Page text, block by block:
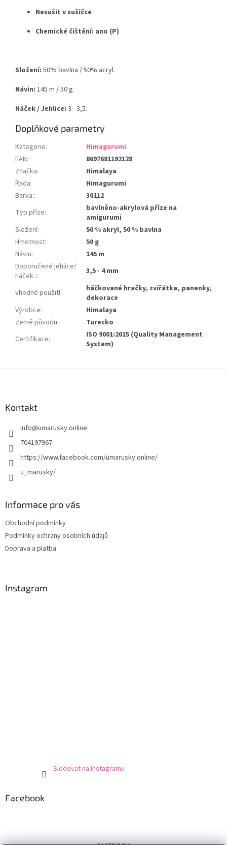
Nesušit v sušičce
Chemické čištění: ano (P)
Složení: 50% bavlna / 50% acryl.
Návin: 145 m / 50 g.
Háček / Jehlice: 3 - 3,5.
Doplňkové parametry
Kategorie:
Himagurumi
EAN:
8697681192128
Značka:
Himalaya
Řada:
Himagurumi
Barva::
30112
Typ příze:
bavlněno-akrylová příze na
amigurumi
Složení:
50 % akryl, 50 % bavlna
Hmotnost:
50 g
Návin:
145 m
Doporučené jehlice/
háček :: 3,5 - 4 mm
vhodné použití:
háčkované hračky, zvířátka, panenky,
dekorace
Výrobce:
Himalaya
Země původu:
Turecko
Certifikace:
ISO 9001:2015 (Quality Management
System)
Kontakt
info@umarusky.online
704197967
https://www.facebook.com/umarusky.online/
u_marusky/
Informace pro vás
Obchodní podmínky
Podmínky ochrany osobních údajů
Doprava a platba
Instagram
Sledovat na Instagramu
Facebook